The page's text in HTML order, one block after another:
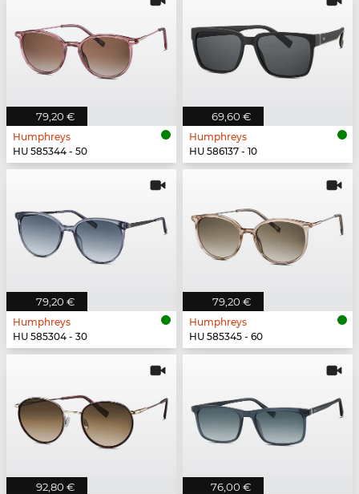
79,20 €
Humphreys
HU 585344 - 50
69,60 €
Humphreys
HU 586137 - 10
79,20 €
Humphreys
HU 585304 - 30
79,20 €
Humphreys
HU 585345 - 60
92,80 € 76,00 €